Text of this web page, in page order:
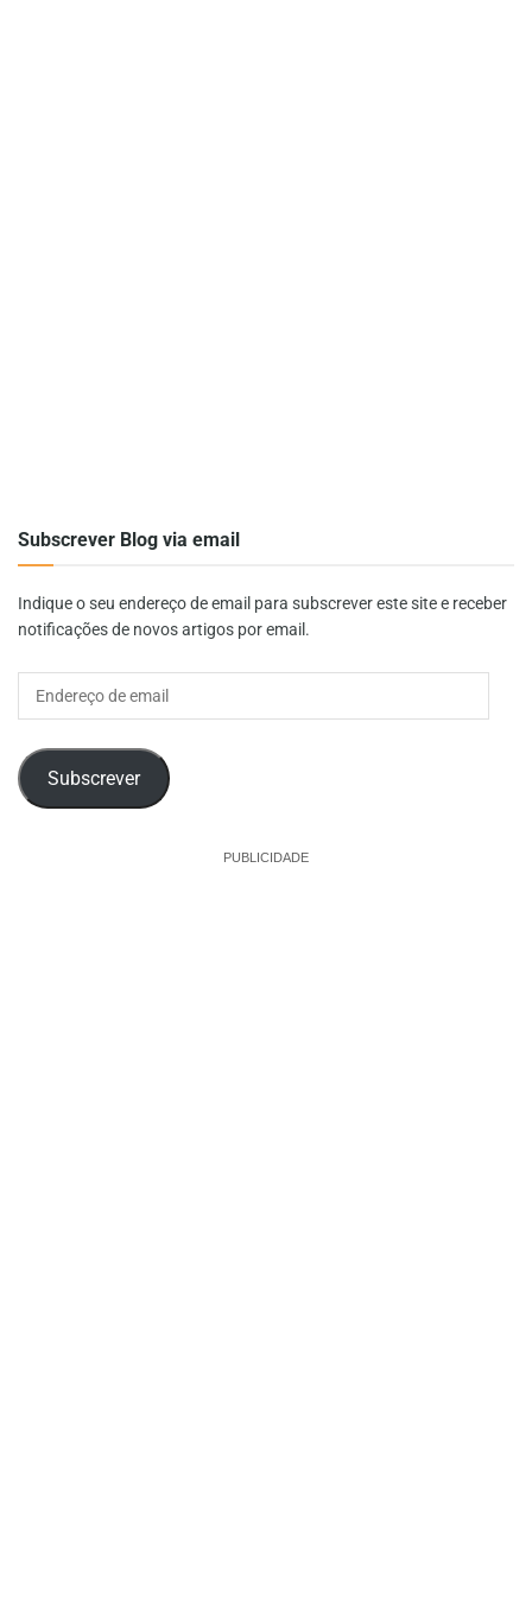
Subscrever Blog via email
Indique o seu endereço de email para subscrever este site e receber
notificações de novos artigos por email.
Subscrever
PUBLICIDADE